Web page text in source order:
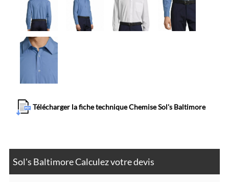
Télécharger la fiche technique Chemise Sol's Baltimore
Sol's Baltimore Calculez votre devis